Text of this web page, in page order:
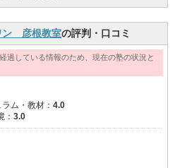
ン 彦根教室の評判・口コミ
過している情報のため、現在の塾の状況と
ム・教材： 4.0
： 3.0